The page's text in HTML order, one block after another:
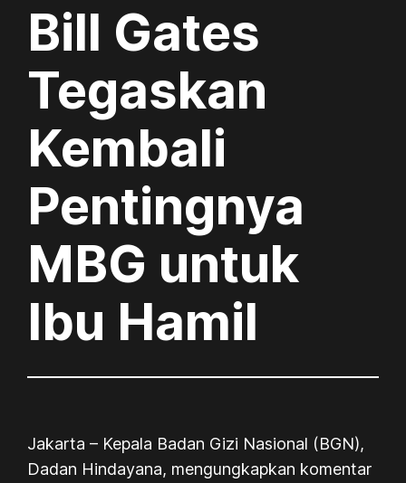
Bill Gates
Tegaskan
Kembali
Pentingnya
MBG untuk
Ibu Hamil
Jakarta – Kepala Badan Gizi Nasional (BGN),
Dadan Hindayana, mengungkapkan komentar